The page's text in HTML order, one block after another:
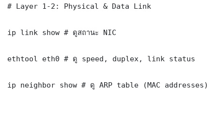
# Layer 1-2: Physical & Data Link
ip link show # ดูสถานะ NIC
ethtool eth0 # ดู speed, duplex, link status
ip neighbor show # ดู ARP table (MAC addresses)